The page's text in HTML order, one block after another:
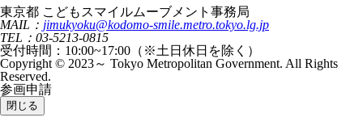
東京都 こどもスマイルムーブメント事務局
MAIL： jimukyoku@kodomo-smile.metro.tokyo.lg.jp
TEL：03-5213-0815
受付時間：10:00~17:00（※土日休日を除く）
Copyright © 2023～ Tokyo Metropolitan Government. All Rights
Reserved.
参画申請
閉じる